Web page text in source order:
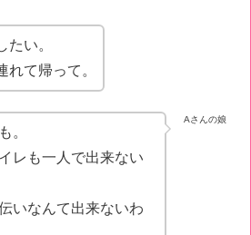
たい。
れて帰って。
Aさんの娘
。
レも一人で出来ない
いなんて出来ないわ